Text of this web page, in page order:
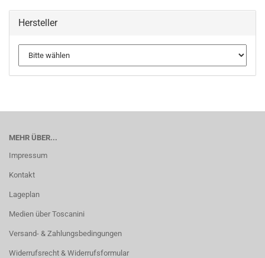
Hersteller
MEHR ÜBER...
Impressum
Kontakt
Lageplan
Medien über Toscanini
Versand- & Zahlungsbedingungen
Widerrufsrecht & Widerrufsformular